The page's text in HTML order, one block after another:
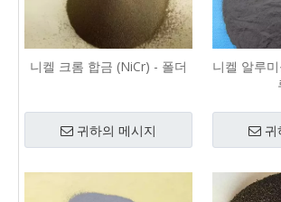
니켈 크롬 합금 (NiCr) - 폴더
귀하의 메시지
니켈 알루
귀